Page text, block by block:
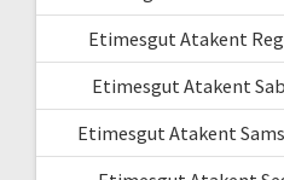
Etimesgut Atakent
Etimesgut Atakent
Etimesgut Atakent